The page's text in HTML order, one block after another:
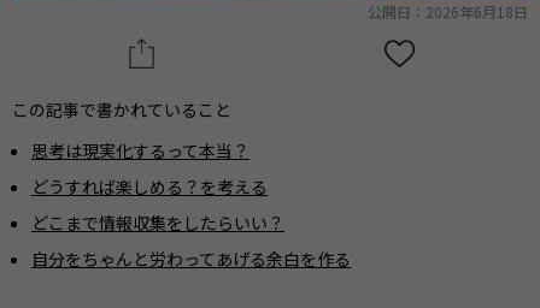
公開日：2026年6月18日
この記事で書かれていること
思考は現実化するって本当？
どうすれば楽しめる？を考える
どこまで情報収集をしたらいい？
自分をちゃんと労わってあげる余白を作る